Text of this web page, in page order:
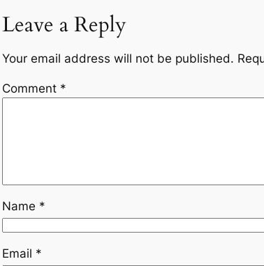
Leave a Reply
Your email address will not be published.
Comment *
Name *
Email *